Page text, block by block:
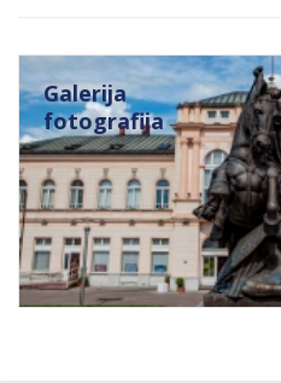
Galerija
fotografija